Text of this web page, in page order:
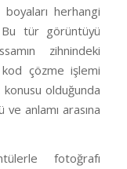
boyaları herhangi
tür görüntüyü
zihnindeki
çözme işlemi
olduğunda
anlamı arasına
fotoğrafı